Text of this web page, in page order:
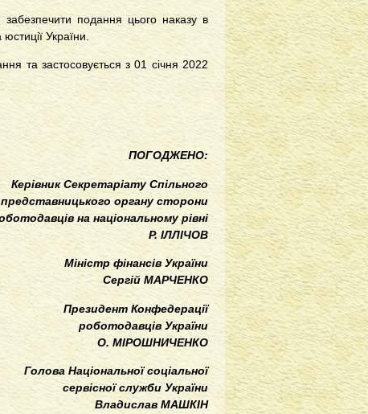
подання цього наказу в
України.
та застосовується з 01 січня 2022
ПОГОДЖЕНО:
Керівник Секретаріату Спільного
представницького органу сторони
на національному рівні
Р. ІЛЛІЧОВ
Міністр фінансів України
Сергій МАРЧЕНКО
Президент Конфедерації
роботодавців України
О. МІРОШНИЧЕНКО
Голова Національної соціальної
сервісної служби України
Владислав МАШКІН